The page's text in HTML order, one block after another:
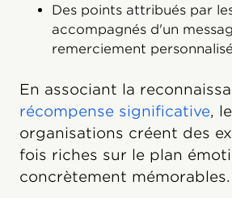
Des points attribués par
accompagnés d'un
remerciement personnalisé
En associant la
récompense significative,
organisations créent des
fois riches sur le plan
concrètement mémorables.